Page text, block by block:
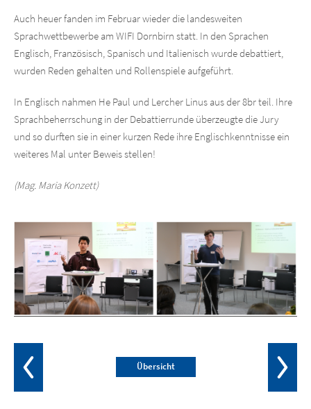
Auch heuer fanden im Februar wieder die landesweiten
Sprachwettbewerbe am WIFI Dornbirn statt. In den Sprachen
Englisch, Französisch, Spanisch und Italienisch wurde debattiert,
wurden Reden gehalten und Rollenspiele aufgeführt.
In Englisch nahmen He Paul und Lercher Linus aus der 8br teil. Ihre
Sprachbeherrschung in der Debattierrunde überzeugte die Jury
und so durften sie in einer kurzen Rede ihre Englischkenntnisse ein
weiteres Mal unter Beweis stellen!
(Mag. Maria Konzett)
Übersicht